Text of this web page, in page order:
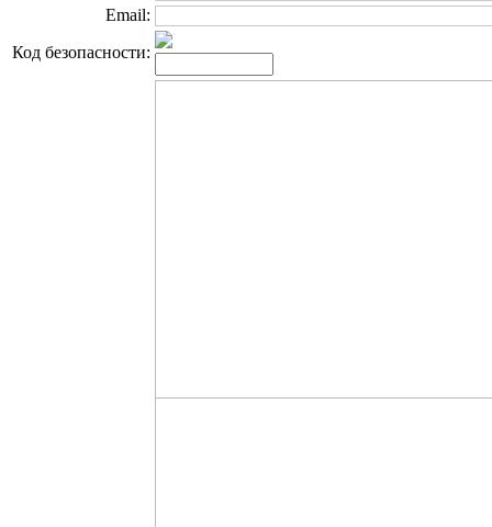
Email:
Код безопасности: